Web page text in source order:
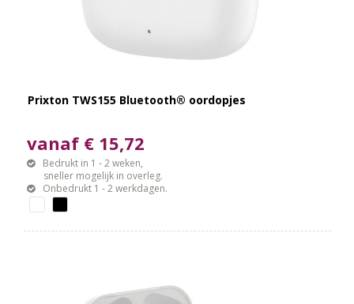
Prixton TWS155 Bluetooth® oordopjes
vanaf € 15,72
Bedrukt in 1 - 2 weken,
sneller mogelijk in overleg.
Onbedrukt 1 - 2 werkdagen.